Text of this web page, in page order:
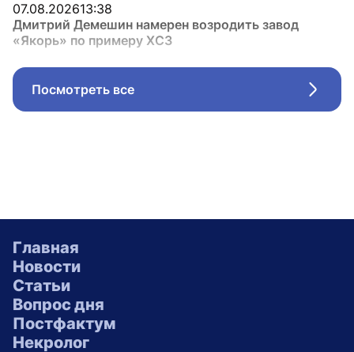
07.08.202613:38
Дмитрий Демешин намерен возродить завод
«Якорь» по примеру ХСЗ
Посмотреть все
Главная
Новости
Статьи
Вопрос дня
Постфактум
Некролог